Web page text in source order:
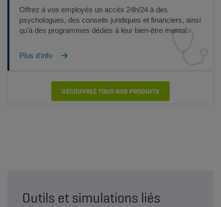
Offrez à vos employés un accès 24h/24 à des
psychologues, des conseils juridiques et financiers, ainsi
qu’à des programmes dédiés à leur bien-être mental.
Plus d'info
DÉCOUVREZ TOUS NOS PRODUITS
Outils et simulations liés